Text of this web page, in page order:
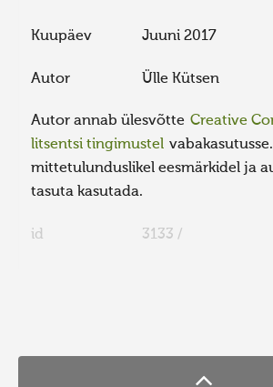
Kuupäev Juuni 2017
Autor Ülle Kütsen
Autor annab ülesvõtte Creative
litsentsi tingimustel
mittetulunduslikel eesmärkidel ja
tasuta kasutada.
id 3133 /